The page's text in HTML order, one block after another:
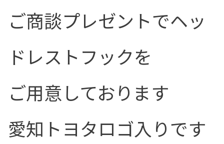
ご商談プレゼントでヘッ
ドレストフックを
ご用意しております
愛知トヨタロゴ入りです